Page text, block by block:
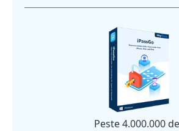
Peste 4.000.000 de